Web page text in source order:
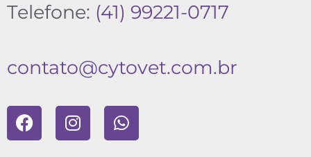
Telefone: (41) 99221-0717
​contato@cytovet.com.br